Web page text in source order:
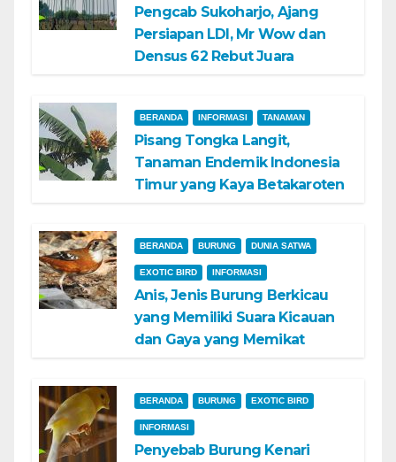
Pengcab Sukoharjo, Ajang
Persiapan LDI, Mr Wow dan
Densus 62 Rebut Juara
BERANDA INFORMASI TANAMAN
Pisang Tongka Langit,
Tanaman Endemik Indonesia
Timur yang Kaya Betakaroten
BERANDA BURUNG DUNIA SATWA
EXOTIC BIRD INFORMASI
Anis, Jenis Burung Berkicau
yang Memiliki Suara Kicauan
dan Gaya yang Memikat
BERANDA BURUNG EXOTIC BIRD
INFORMASI
Penyebab Burung Kenari